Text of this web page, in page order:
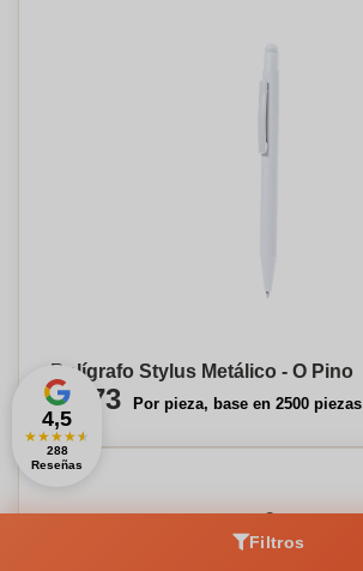
Bolígrafo Stylus Metálico - O Pino
€0,73 Por pieza, base en 2500 piezas
Filtros
4,5
★★★★★
288
Reseñas